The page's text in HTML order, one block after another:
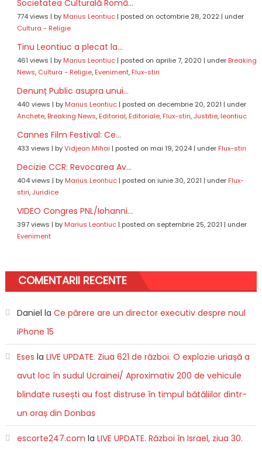
Societatea Culturală Româ...
774 views | by Marius Leontiuc| posted on octombrie 28, 2022| under
Cultura - Religie
Tinu Leontiuc a plecat la...
461 views | by Marius Leontiuc| posted on aprilie 7, 2020 | under Breaking
News, Cultura - Religie, Eveniment, Flux-stiri
Denunț Public asupra unui...
440 views | by Marius Leontiuc| posted on decembrie 20, 2021 | under
Anchete, Breaking News, Editorial, Editoriale, Flux-stiri,Justitie, leontiuc
Cannes Film Festival: Ce...
433 views | byVidjean Mihai | posted on mai 19, 2024| under Flux-stiri
Decizie CCR: Revocarea Av...
404 views | by Marius Leontiuc| posted on iunie 30, 2021 | under Flux-
stiri,Juridice
VIDEO Congres PNL/Iohanni...
397 views | by Marius Leontiuc| posted on septembrie 25, 2021 | under
Eveniment
COMENTARII RECENTE
Daniel la Ce părere are un director executiv despre noul
iPhone 15
Eses la LIVE UPDATE. Ziua 621 de război. O explozie uriașă a
avut loc în sudul Ucrainei/ Aproximativ 200 de vehicule
blindate rusești au fost distruse în timpul bătăliilor dintr-
un oraș din Donbas
escorte247.com la LIVE UPDATE. Război în Israel, ziua 30.